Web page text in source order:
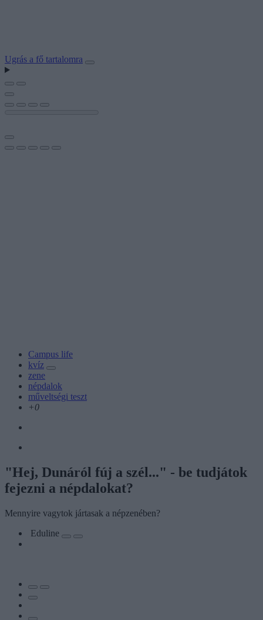
Ugrás a fő tartalomra
Campus life
kvíz
zene
népdalok
műveltségi teszt
+0
"Hej, Dunáról fúj a szél..." - be tudjátok
fejezni a népdalokat?
Mennyire vagytok jártasak a népzenében?
Eduline